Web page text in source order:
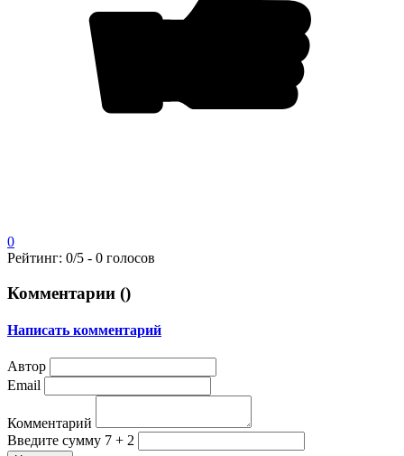
0
Рейтинг: 0/5 - 0 голосов
Комментарии ()
Написать комментарий
Автор
Email
Комментарий
Введите сумму 7 + 2